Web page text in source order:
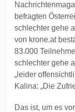
befragten
schlechter gehe
von krone.at
83.000
schlechter gehe
„leider
Kalina: „Die
Das ist, um es